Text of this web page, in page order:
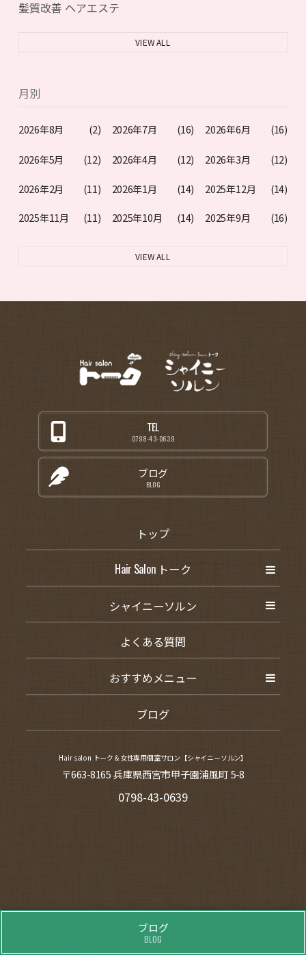
髪質改善 ヘアエステ
VIEW ALL
月別
2026年8月 (2) 2026年7月 (16) 2026年6月 (16)
2026年5月 (12) 2026年4月 (12) 2026年3月 (12)
2026年2月 (11) 2026年1月 (14) 2025年12月 (14)
2025年11月 (11) 2025年10月 (14) 2025年9月 (16)
VIEW ALL
TEL
0798-43-0639
ブログ
BLOG
トップ
Hair Salon トーク
シャイニーソルン
よくある質問
おすすめメニュー
ブログ
Hair salon トーク＆女性専用個室サロン【シャイニーソルン】
〒663-8165 兵庫県西宮市甲子園浦風町 5-8
0798-43-0639
ブログ
BLOG